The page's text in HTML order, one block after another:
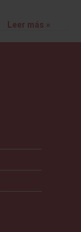
Leer más »